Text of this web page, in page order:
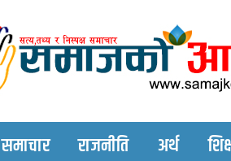
समाचार राजनीति अर्थ